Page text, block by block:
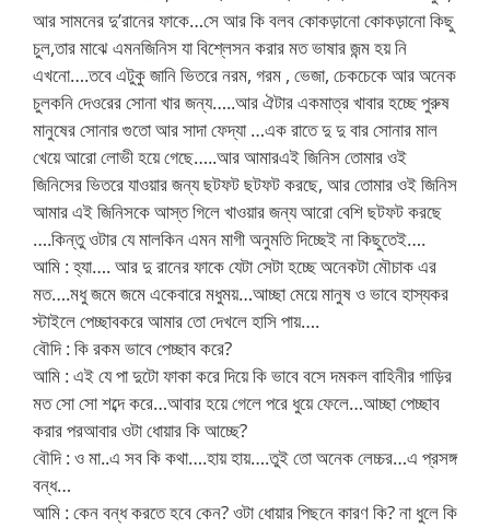
আর সামনের দু’রানের ফাকে…সে আর কি বলব কোকড়ানো কোকড়ানো কিছু
চুল,তার মাঝে এমনজিনিস যা বিশ্লেসন করার মত ভাষার জন্ম হয় নি
এখনো….তবে এটুকু জানি ভিতরে নরম, গরম , ভেজা, চেকচেকে আর অনেক
চুলকনি দেওরের সোনা খার জন্য…..আর ঐটার একমাত্র খাবার হচ্ছে পুরুষ
মানুষের সোনার গুতো আর সাদা ফেদ্যা …এক রাতে দু দু বার সোনার মাল
খেয়ে আরো লোভী হয়ে গেছে…..আর আমারএই জিনিস তোমার ওই
জিনিসের ভিতরে যাওয়ার জন্য ছটফট ছটফট করছে, আর তোমার ওই জিনিস
আমার এই জিনিসকে আস্ত গিলে খাওয়ার জন্য আরো বেশি ছটফট করছে
….কিন্তু ওটার যে মালকিন এমন মাগী অনুমতি দিচ্ছেই না কিছুতেই….
আমি : হ্যা…. আর দু রানের ফাকে যেটা সেটা হচ্ছে অনেকটা মৌচাক এর
মত….মধু জমে জমে একেবারে মধুময়…আচ্ছা মেয়ে মানুষ ও ভাবে হাস্যকর
স্টাইলে পেচ্ছাবকরে আমার তো দেখলে হাসি পায়….
বৌদি : কি রকম ভাবে পেচ্ছাব করে?
আমি : এই যে পা দুটো ফাকা করে দিয়ে কি ভাবে বসে দমকল বাহিনীর গাড়ির
মত সো সো শব্দে করে…আবার হয়ে গেলে পরে ধুয়ে ফেলে…আচ্ছা পেচ্ছাব
করার পরআবার ওটা ধোয়ার কি আচ্ছে?
বৌদি : ও মা..এ সব কি কথা….হায় হায়….তুই তো অনেক লেচ্চর…এ প্রসঙ্গ
বন্ধ…
আমি : কেন বন্ধ করতে হবে কেন? ওটা ধোয়ার পিছনে কারণ কি? না ধুলে কি